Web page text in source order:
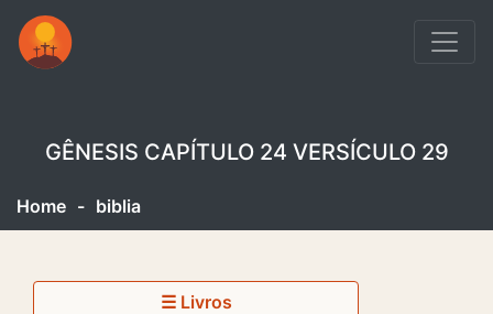
GÊNESIS CAPÍTULO 24 VERSÍCULO 29
Home - biblia
☰ Livros